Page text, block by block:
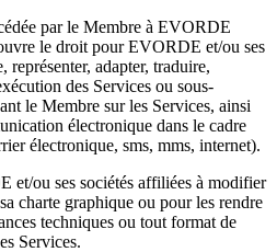
par le Membre à EVORDE
le droit pour EVORDE et/ou ses
représenter, adapter, traduire,
des Services ou sous-
le Membre sur les Services, ainsi
électronique dans le cadre
électronique, sms, mms, internet).
et/ou ses sociétés affiliées à modifier
charte graphique ou pour les rendre
techniques ou tout format de
Services.